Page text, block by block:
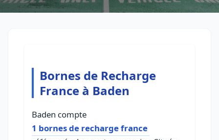
Bornes de Recharge
France à Baden
Baden compte
1 bornes de recharge france